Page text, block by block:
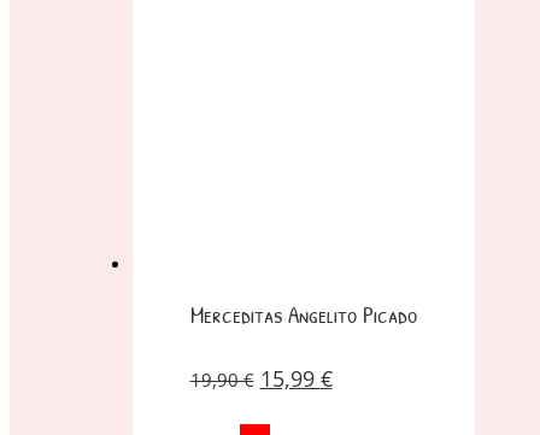
Merceditas Angelito Picado
19,90€ 15,99 €